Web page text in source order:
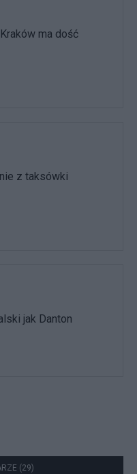
ma dość
z taksówki
jak Danton
(29)